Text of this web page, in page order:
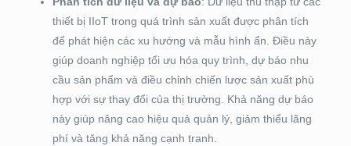
thiết bị IIoT trong quá trình sản xuất được phân tích
để phát hiện các xu hướng và mẫu hình ẩn. Điều này
giúp doanh nghiệp tối ưu hóa quy trình, dự báo nhu
cầu sản phẩm và điều chỉnh chiến lược sản xuất phù
hợp với sự thay đổi của thị trường. Khả năng dự báo
này giúp nâng cao hiệu quả quản lý, giảm thiểu lãng
phí và tăng khả năng cạnh tranh.